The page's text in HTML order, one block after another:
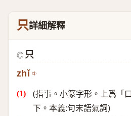
只詳細解釋
◎ 只
zhǐ
(指事。小篆字形。上爲「
下。本義:句末語氣詞)